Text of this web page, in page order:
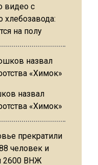
видео с
хлебозавода:
на полу
назвал
«Химок»